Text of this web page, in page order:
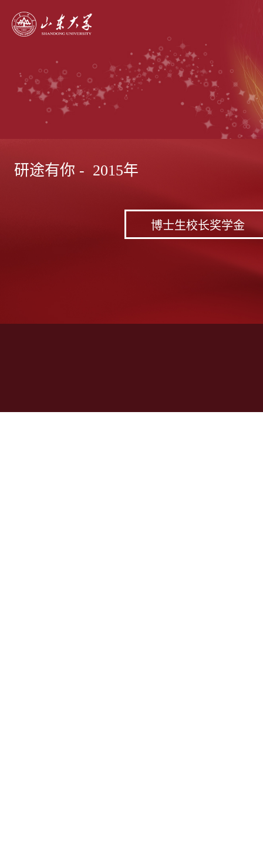
研途有你 - 2015年
博士生校长奖学金